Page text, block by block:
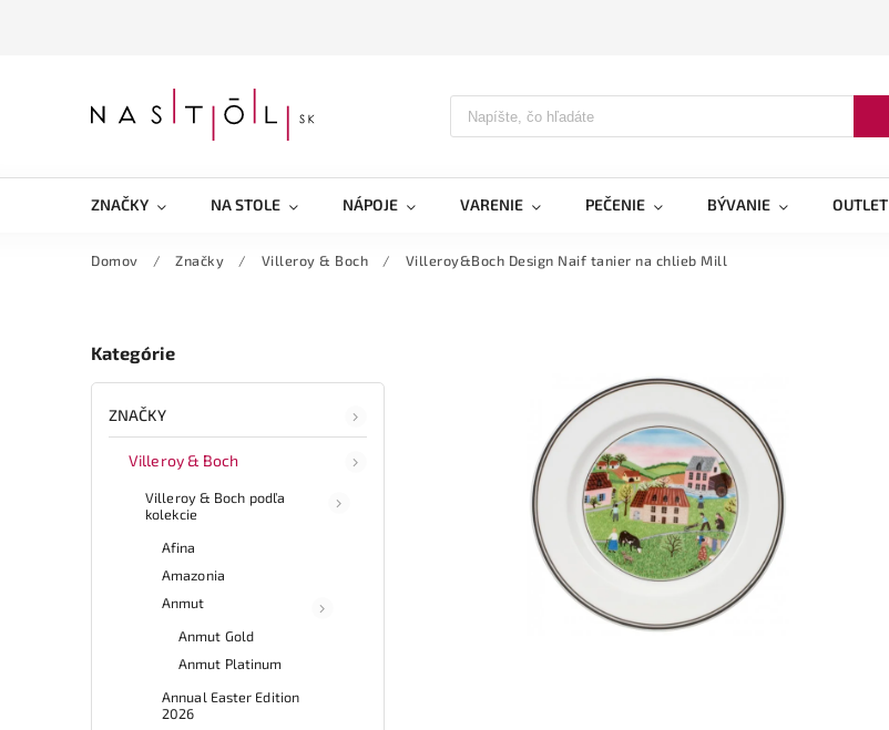
ZNAČKY NA STOLE NÁPOJE VARENIE PEČENIE BÝVANIE OUTLET
Domov / Značky / Villeroy & Boch / Villeroy&Boch Design Naif tanier na chlieb Mill
Kategórie
ZNAČKY
Villeroy & Boch
Villeroy & Boch podľa
kolekcie
Afina
Amazonia
Anmut
Anmut Gold
Anmut Platinum
Annual Easter Edition
2026